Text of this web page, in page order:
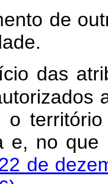
de
das
e, no
de